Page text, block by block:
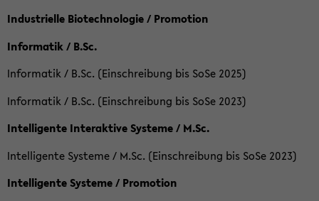
Industrielle Biotechnologie / Promotion
Informatik / B.Sc.
Informatik / B.Sc. (Einschreibung bis SoSe 2025)
Informatik / B.Sc. (Einschreibung bis SoSe 2023)
Intelligente Interaktive Systeme / M.Sc.
Intelligente Systeme / M.Sc. (Einschreibung bis SoSe 2023)
Intelligente Systeme / Promotion